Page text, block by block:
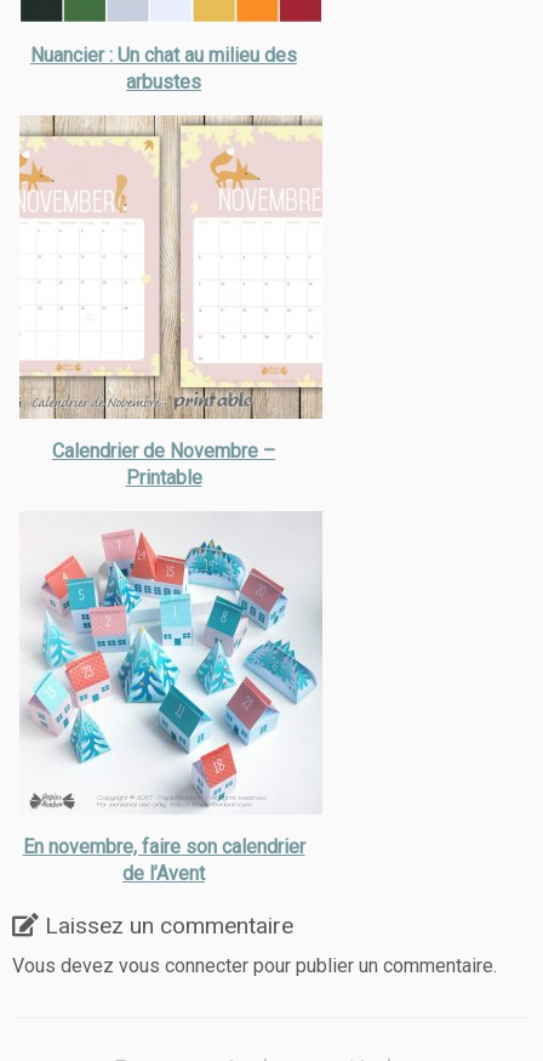
Nuancier : Un chat au milieu des
arbustes
Calendrier de Novembre –
Printable
En novembre, faire son calendrier
de l’Avent
Laissez un commentaire
Vous devez vous connecter pour publier un commentaire.